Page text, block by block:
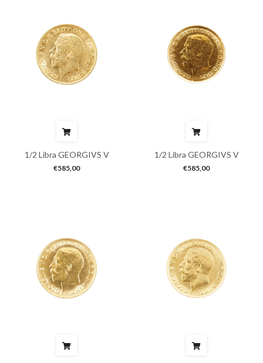
1/2 Libra GEORGIVS V
€585,00
1/2 Libra GEORGIVS V
€585,00